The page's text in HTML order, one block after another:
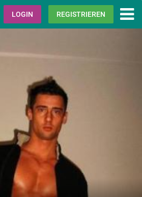
LOGIN REGISTRIEREN